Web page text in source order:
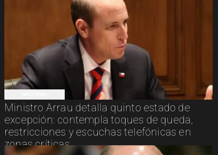
Ministro Arrau detalla quinto estado de
excepción: contempla toques de queda,
restricciones y escuchas telefónicas en
zonas críticas